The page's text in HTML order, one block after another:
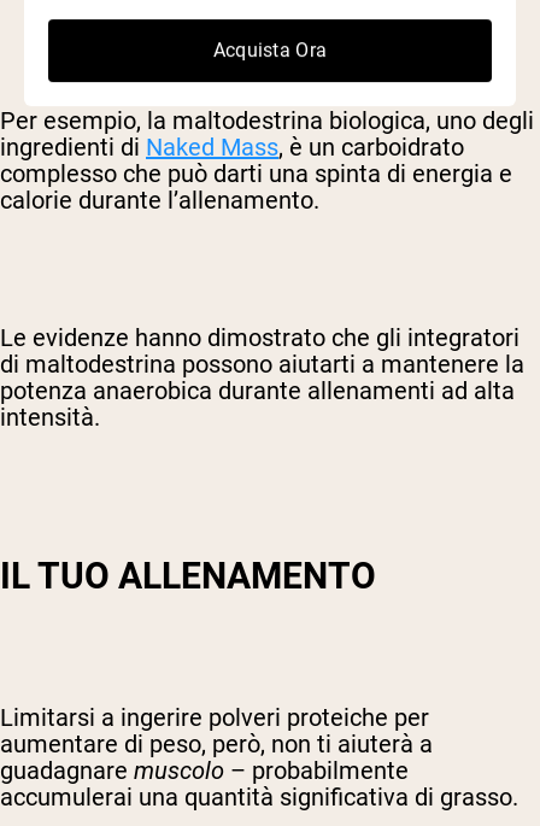
Per esempio, la maltodestrina biologica, uno degli
ingredienti di Naked Mass, è un carboidrato
complesso che può darti una spinta di energia e
calorie durante l’allenamento.
Le evidenze hanno dimostrato che gli integratori
di maltodestrina possono aiutarti a mantenere la
potenza anaerobica durante allenamenti ad alta
intensità.
IL TUO ALLENAMENTO
Limitarsi a ingerire polveri proteiche per
aumentare di peso, però, non ti aiuterà a
guadagnare muscolo – probabilmente
accumulerai una quantità significativa di grasso.
Acquista Ora